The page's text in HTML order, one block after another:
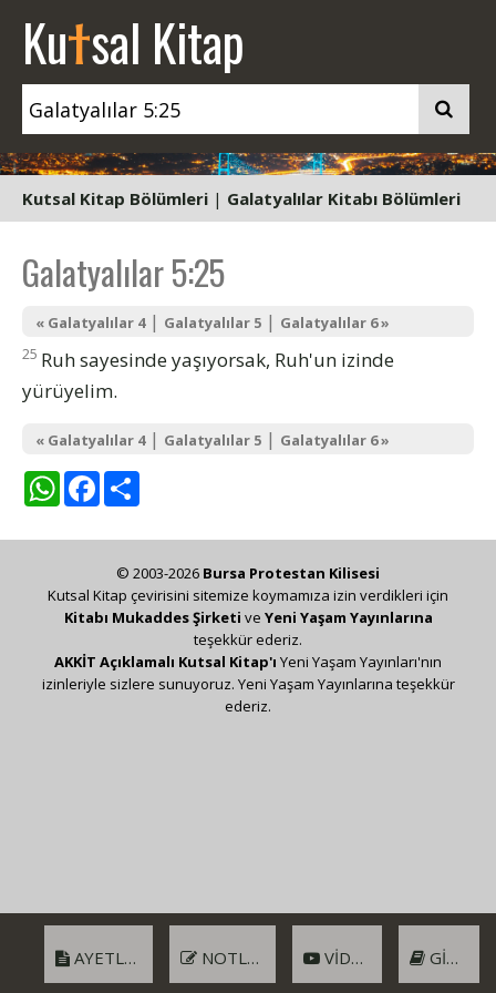
Kutsal Kitap
Kutsal Kitap Bölümleri | Galatyalılar Kitabı Bölümleri
Galatyalılar 5:25
« Galatyalılar 4| Galatyalılar 5 | Galatyalılar 6 »
25 Ruh sayesinde yaşıyorsak, Ruh'un izinde
yürüyelim.
« Galatyalılar 4| Galatyalılar 5 | Galatyalılar 6 »
WhatsAppFacebook
AYETLER NOTLAR VIDEO GIRIŞ
© 2003-2026 Bursa Protestan Kilisesi
Kutsal Kitap çevirisini sitemize koymamıza izin verdikleri için
Kitabı Mukaddes Şirketi ve Yeni Yaşam Yayınlarına
teşekkür ederiz.
AKKİT Açıklamalı Kutsal Kitap'ı Yeni Yaşam Yayınları'nın
izinleriyle sizlere sunuyoruz. Yeni Yaşam Yayınlarına teşekkür
ederiz.